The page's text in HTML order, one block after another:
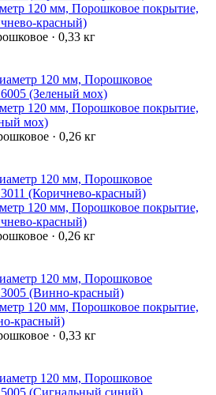
120 мм, Порошковое покрытие,
красный)
· 0,33 кг
120 мм, Порошковое покрытие,
мох)
· 0,26 кг
120 мм, Порошковое покрытие,
красный)
· 0,26 кг
120 мм, Порошковое покрытие,
красный)
· 0,33 кг